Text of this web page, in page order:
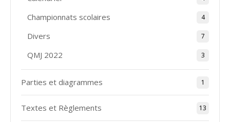
Championnats scolaires 4
Divers 7
QMJ 2022 3
Parties et diagrammes 1
Textes et Règlements 13